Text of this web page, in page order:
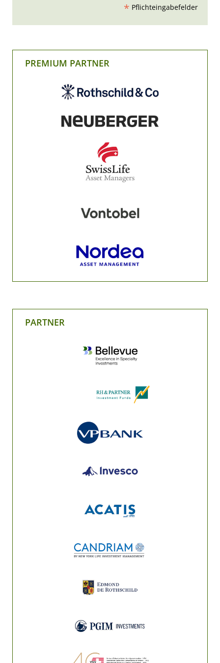
* Pflichteingabefelder
PREMIUM PARTNER
PARTNER